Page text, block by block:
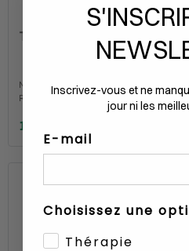
Talonnettes Tuli's Gel Large, 1
Numéro d'article
Référence fabricant
17.90
Inscrivez-vous et ne
jour ni les
E-mail
Choisissez une
Thérapie